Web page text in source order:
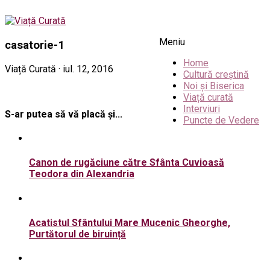
Meniu
Home
Cultură creștină
Noi și Biserica
Viață curată
Interviuri
Puncte de Vedere
casatorie-1
Viață Curată · iul. 12, 2016
S-ar putea să vă placă și...
Canon de rugăciune către Sfânta Cuvioasă
Teodora din Alexandria
Acatistul Sfântului Mare Mucenic Gheorghe,
Purtătorul de biruință